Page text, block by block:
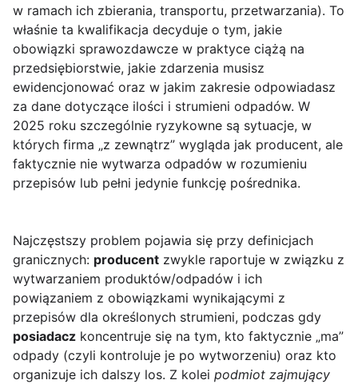
w ramach ich zbierania, transportu, przetwarzania). To
właśnie ta kwalifikacja decyduje o tym, jakie
obowiązki sprawozdawcze w praktyce ciążą na
przedsiębiorstwie, jakie zdarzenia musisz
ewidencjonować oraz w jakim zakresie odpowiadasz
za dane dotyczące ilości i strumieni odpadów. W
2025 roku szczególnie ryzykowne są sytuacje, w
których firma „z zewnątrz” wygląda jak producent, ale
faktycznie nie wytwarza odpadów w rozumieniu
przepisów lub pełni jedynie funkcję pośrednika.
Najczęstszy problem pojawia się przy definicjach
granicznych: producent zwykle raportuje w związku z
wytwarzaniem produktów/odpadów i ich
powiązaniem z obowiązkami wynikającymi z
przepisów dla określonych strumieni, podczas gdy
posiadacz koncentruje się na tym, kto faktycznie „ma”
odpady (czyli kontroluje je po wytworzeniu) oraz kto
organizuje ich dalszy los. Z kolei podmiot zajmujący